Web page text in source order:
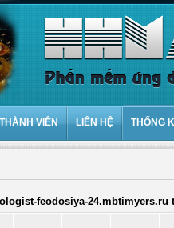
THÀNH VIÊN LIÊN HỆ THỐNG
feodosiya-24.mbtimyers.ru